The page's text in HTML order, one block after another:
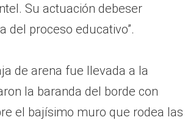
Su actuación debeser
del proceso educativo”.
de arena fue llevada a la
la baranda del borde con
el bajísimo muro que rodea las